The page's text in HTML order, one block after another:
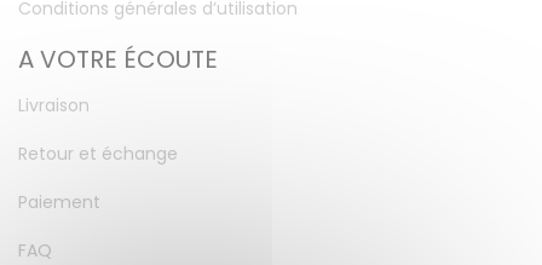
Conditions générales d’utilisation
A VOTRE ÉCOUTE
Livraison
Retour et échange
Paiement
FAQ